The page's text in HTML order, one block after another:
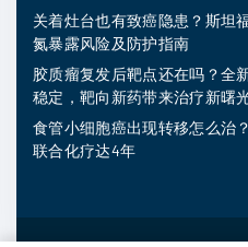
关着灶台也有致癌隐患？斯坦
氮暴露风险及防护指南
胶质瘤复发后靶点还在吗？全
稳定，靶向新药带来治疗新曙
食管小细胞癌出现转移怎么治
联合化疗达4年